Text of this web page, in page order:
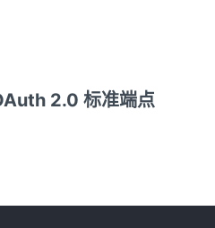
2.0 标准端点